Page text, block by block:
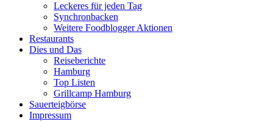
Leckeres für jeden Tag
Synchronbacken
Weitere Foodblogger Aktionen
Restaurants
Dies und Das
Reiseberichte
Hamburg
Top Listen
Grillcamp Hamburg
Sauerteigbörse
Impressum